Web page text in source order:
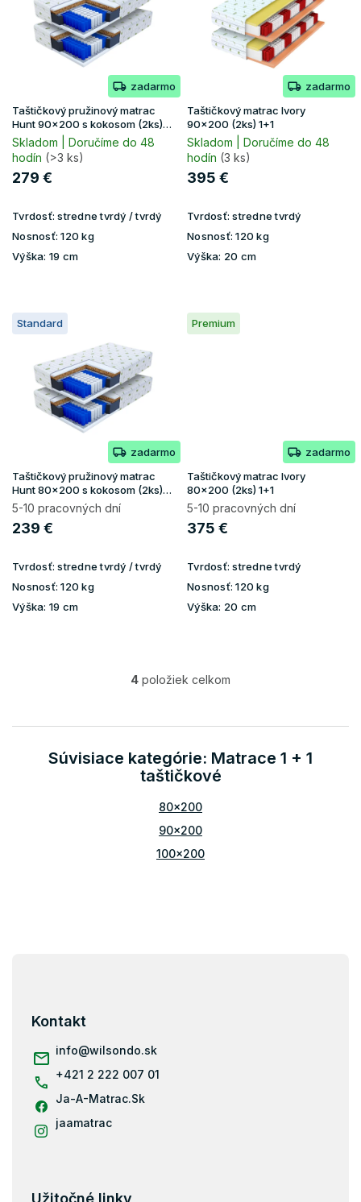
u
k
t
o
v
zadarmo
Taštičkový pružinový matrac
Hunt 90x200 s kokosom (2ks)
1+1
Skladom | Doručíme do 48
hodín (>3 ks)
279 €
Tvrdosť: stredne tvrdý / tvrdý
Nosnosť: 120 kg
Výška: 19 cm
zadarmo
Taštičkový matrac Ivory
90x200 (2ks) 1+1
Skladom | Doručíme do 48
hodín (3 ks)
395 €
Tvrdosť: stredne tvrdý
Nosnosť: 120 kg
Výška: 20 cm
Standard
zadarmo
Taštičkový pružinový matrac
Hunt 80x200 s kokosom (2ks)
1+1
5-10 pracovných dní
239 €
Tvrdosť: stredne tvrdý / tvrdý
Nosnosť: 120 kg
Výška: 19 cm
Premium
zadarmo
Taštičkový matrac Ivory
80x200 (2ks) 1+1
5-10 pracovných dní
375 €
Tvrdosť: stredne tvrdý
Nosnosť: 120 kg
Výška: 20 cm
O
á
a
c
e
p
r
v
4 položiek celkom
Súvisiace kategórie: Matrace 1 + 1
taštičkové
80x200
90x200
100x200
Kontakt
info@wilsondo.sk
+421 2 222 007 01
Ja-A-Matrac.Sk
jaamatrac
Užitočné linky